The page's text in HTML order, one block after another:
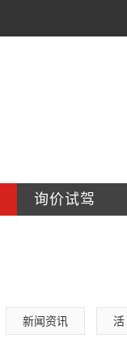
询价试驾
新闻资讯 活